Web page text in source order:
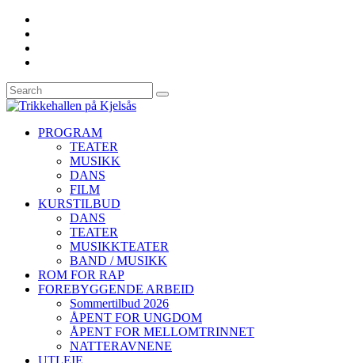
PROGRAM
TEATER
MUSIKK
DANS
FILM
KURSTILBUD
DANS
TEATER
MUSIKKTEATER
BAND / MUSIKK
ROM FOR RAP
FOREBYGGENDE ARBEID
Sommertilbud 2026
ÅPENT FOR UNGDOM
ÅPENT FOR MELLOMTRINNET
NATTERAVNENE
UTLEIE